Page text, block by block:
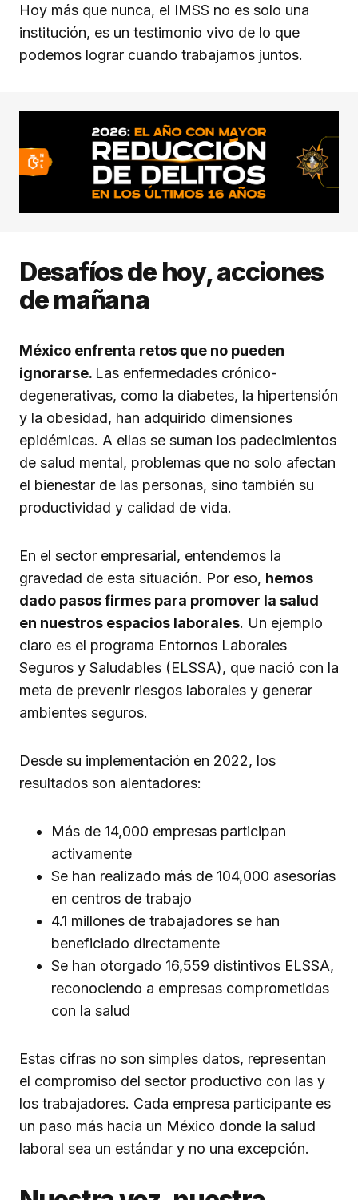
Hoy más que nunca, el IMSS no es solo una
institución, es un testimonio vivo de lo que
podemos lograr cuando trabajamos juntos.
Desafíos de hoy, acciones
de mañana
México enfrenta retos que no pueden
ignorarse. Las enfermedades crónico-
degenerativas, como la diabetes, la hipertensión
y la obesidad, han adquirido dimensiones
epidémicas. A ellas se suman los padecimientos
de salud mental, problemas que no solo afectan
el bienestar de las personas, sino también su
productividad y calidad de vida.
En el sector empresarial, entendemos la
gravedad de esta situación. Por eso, hemos
dado pasos firmes para promover la salud
en nuestros espacios laborales. Un ejemplo
claro es el programa Entornos Laborales
Seguros y Saludables (ELSSA), que nació con la
meta de prevenir riesgos laborales y generar
ambientes seguros.
Desde su implementación en 2022, los
resultados son alentadores:
Más de 14,000 empresas participan
activamente
Se han realizado más de 104,000 asesorías
en centros de trabajo
4.1 millones de trabajadores se han
beneficiado directamente
Se han otorgado 16,559 distintivos ELSSA,
reconociendo a empresas comprometidas
con la salud
Estas cifras no son simples datos, representan
el compromiso del sector productivo con las y
los trabajadores. Cada empresa participante es
un paso más hacia un México donde la salud
laboral sea un estándar y no una excepción.